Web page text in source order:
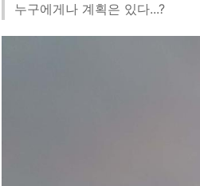
누구에게나 계획은 있다...?